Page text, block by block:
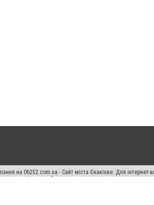
на 06252.com.ua - Сайт міста Єнакієве. Для
переслідується Законом.